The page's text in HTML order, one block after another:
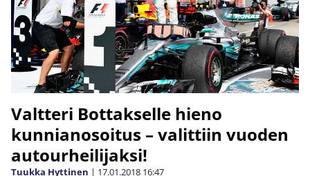
Valtteri Bottakselle hieno
kunnianosoitus – valittiin vuoden
autourheilijaksi!
Tuukka Hyttinen | 17.01.2018 16:47